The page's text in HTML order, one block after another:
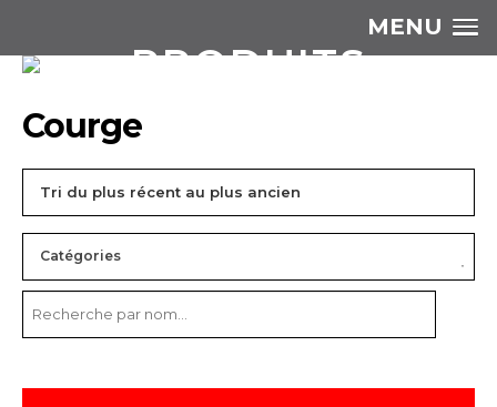
MENU
PRODUITS
Courge
Catégories